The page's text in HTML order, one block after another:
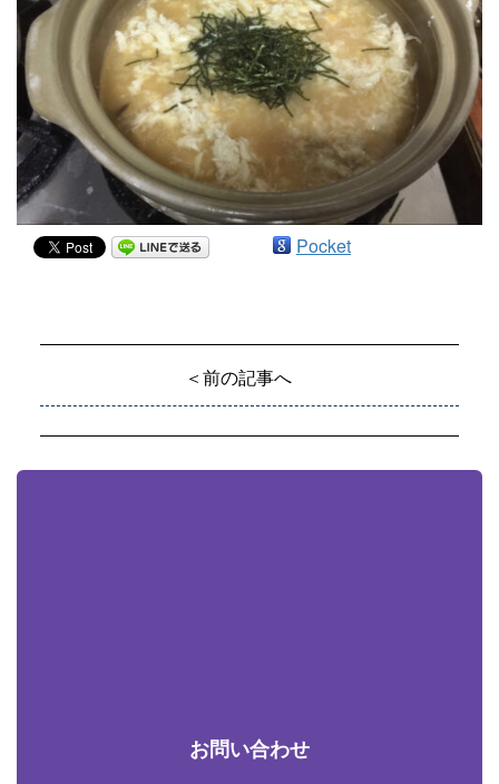
Pocket
＜前の記事へ
お問い合わせ